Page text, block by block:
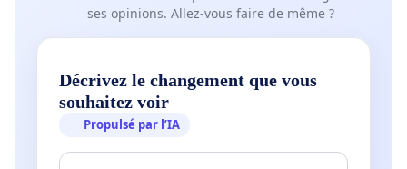
En cohérence, la MRC de Matawinie doit exiger que
entretemps suspendue jusqu’à révision finale afin
de respecter le souhait des citoyen.es et de mitiger
les impacts néfastes sur la lutte aux
changements climatiques, la biodiversité, les lacs,
les infrastructures municipales et la vie humaine.
ses opinions. Allez-vous faire de même ?
Décrivez le changement que vous
souhaitez voir
Propulsé par l’IA